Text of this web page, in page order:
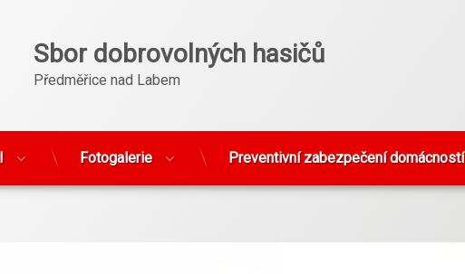
Sbor dobrovolných hasičů
Předměřice nad Labem
Fotogalerie Preventivní zabezpečení domácností